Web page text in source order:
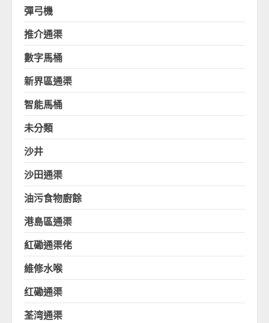
彈弓機
推介通渠
數字馬桶
新界區通渠
智能馬桶
未分類
沙井
沙田通渠
油污食物廚餘
港島區通渠
紅磡通渠佬
維修水喉
红磡通渠
荃湾通渠